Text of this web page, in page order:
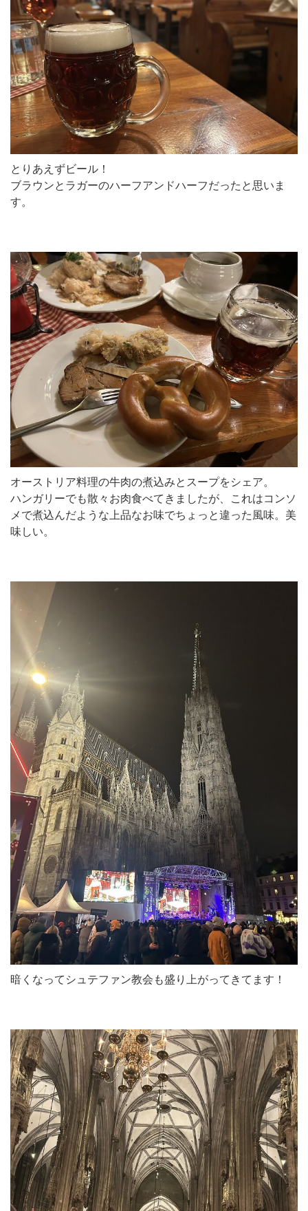
とりあえずビール！
ブラウンとラガーのハーフアンドハーフだったと思いま
す。
オーストリア料理の牛肉の煮込みとスープをシェア。
ハンガリーでも散々お肉食べてきましたが、これはコンソ
メで煮込んだような上品なお味でちょっと違った風味。美
味しい。
暗くなってシュテファン教会も盛り上がってきてます！